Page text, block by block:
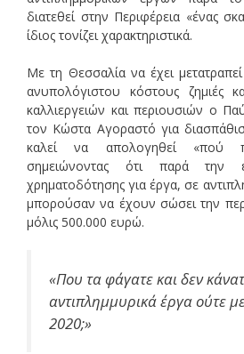
διατεθεί στην Περιφέρεια «ένας
ίδιος τονίζει χαρακτηριστικά.
Με τη Θεσσαλία να έχει
ανυπολόγιστου κόστους ζημιές
καλλιεργειών και περιουσιών ο
τον Κώστα Αγοραστό για
καλεί να απολογηθεί «πού
σημειώνοντας ότι παρά την
χρηματοδότησης για έργα, σε
μπορούσαν να έχουν σώσει την
μόλις 500.000 ευρώ.
«Που τα φάγατε και δεν
αντιπλημμυρικά έργα ούτε
2020;»